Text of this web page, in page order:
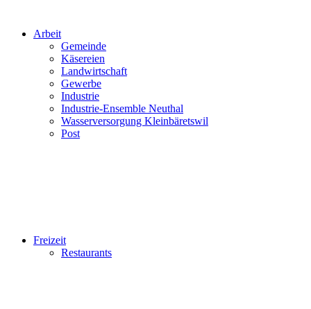
Arbeit
Gemeinde
Käsereien
Landwirtschaft
Gewerbe
Industrie
Industrie-Ensemble Neuthal
Wasserversorgung Kleinbäretswil
Post
Freizeit
Restaurants